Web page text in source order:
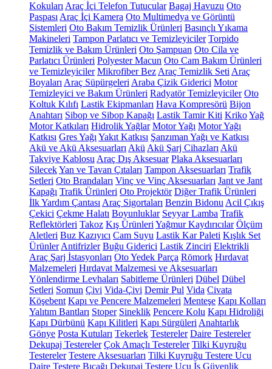
Kokuları Araç İçi Telefon Tutucular Bagaj Havuzu Oto
Paspası Araç İçi Kamera Oto Multimedya ve Görüntü
Sistemleri Oto Bakım Temizlik Ürünleri Basınçlı Yıkama
Makineleri Tampon Parlatıcı ve Temizleyiciler Torpido
Temizlik ve Bakım Ürünleri Oto Şampuan Oto Cila ve
Parlatıcı Ürünleri Polyester Macun Oto Cam Bakım Ürünleri
ve Temizleyiciler Mikrofiber Bez Araç Temizlik Seti Araç
Boyaları Araç Süpürgeleri Araba Çizik Giderici Motor
Temizleyici ve Bakım Ürünleri Radyatör Temizleyiciler Oto
Koltuk Kılıfı Lastik Ekipmanları Hava Kompresörü Bijon
Anahtarı Sibop ve Sibop Kapağı Lastik Tamir Kiti KrikoYağ
Motor Katkıları Hidrolik Yağlar Motor Yağı Motor Yağı
Katkısı Gres Yağı Yakıt Katkısı Şanzıman Yağı ve Katkısı
Akü ve Akü Aksesuarları Akü Akü Şarj Cihazları Akü
Takviye Kablosu Araç Dış Aksesuar Plaka Aksesuarları
SilecekYan ve Tavan Çıtaları Tampon Aksesuarları Trafik
Setleri Oto Brandaları Vinç ve Vinç Aksesuarları Jant ve Jant
Kapağı Trafik Ürünleri Oto Projektör Diğer Trafik Ürünleri
İlk Yardım Çantası Araç Sigortaları Benzin Bidonu Acil Çıkış
Çekici Çekme Halatı Boyunluklar Seyyar Lamba Trafik
Reflektörleri Takoz Kış Ürünleri Yağmur Kaydırıcılar Ölçüm
Aletleri Buz Kazıyıcı Cam Suyu Lastik Kar Paleti Kışlık Set
Ürünler Antifrizler Buğu Giderici Lastik Zinciri Elektrikli
Araç Şarj İstasyonları Oto Yedek Parça Römork Hırdavat
Malzemeleri Hırdavat Malzemesi ve Aksesuarları
Yönlendirme Levhaları Sabitleme Ürünleri Dübel Dübel
Setleri Somun Çivi Vida-Çivi Demir Pul Vida Civata
Köşebent Kapı ve Pencere Malzemeleri Menteşe Kapı Kolları
Yalıtım Bantları Stoper Sineklik Pencere Kolu Kapı Hidroliği
Kapı Dürbünü Kapı Kilitleri Kapı Sürgüleri Anahtarlık
Gönye Posta Kutuları Tekerlek Testereler Daire Testereler
Dekupaj Testereler Çok Amaçlı Testereler Tilki Kuyruğu
Testereler Testere Aksesuarları Tilki Kuyruğu Testere Ucu
Daire Testere Bıçağı Dekupaj Testere Ucu İş Güvenlik